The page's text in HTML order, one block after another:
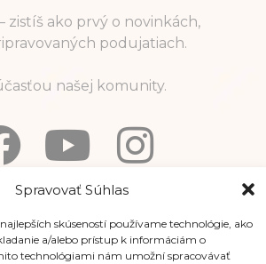
Spravovať Súhlas
skúseností používame technológie, ako
a/alebo prístup k informáciám o
technológiami nám umožní spracovávať
zistíš ako prvý o novinkách,
podujatiach.
našej komunity.